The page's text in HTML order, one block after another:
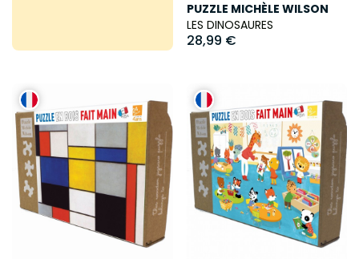
PUZZLE MICHÈLE WILSON
LES DINOSAURES
28,99 €